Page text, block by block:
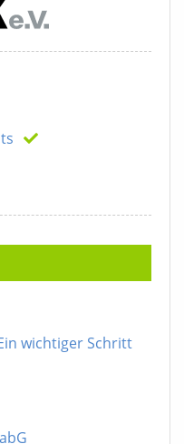
wichtiger Schritt